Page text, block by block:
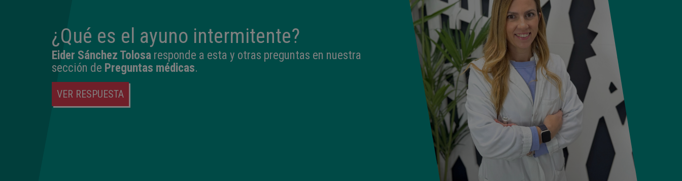
¿Qué es el ayuno intermitente?
Eider Sánchez Tolosa responde a esta y otras preguntas en nuestra
sección de Preguntas médicas.
VER RESPUESTA